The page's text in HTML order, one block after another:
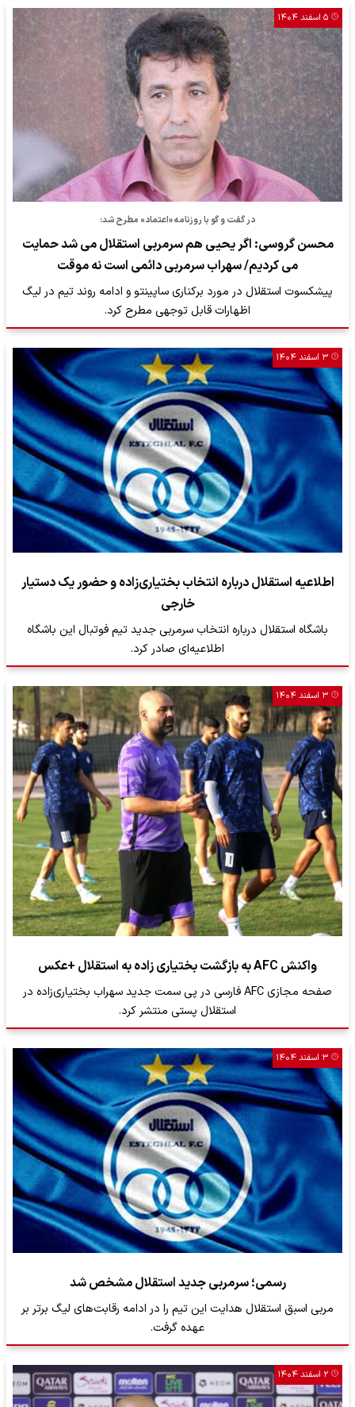
۵ اسفند ۱۴۰۴
در گفت و گو با روزنامه «اعتماد» مطرح شد:
محسن گروسی: اگر یحیی هم سرمربی استقلال می شد حمایت
می کردیم/ سهراب سرمربی دائمی است نه موقت
پیشکسوت استقلال در مورد برکناری ساپینتو و ادامه روند تیم در لیگ
اظهارات قابل توجهی مطرح کرد.
۳ اسفند ۱۴۰۴
اطلاعیه استقلال درباره انتخاب بختیاری‌زاده و حضور یک دستیار
خارجی
باشگاه استقلال درباره انتخاب سرمربی جدید تیم فوتبال این باشگاه
اطلاعیه‌ای صادر کرد.
۳ اسفند ۱۴۰۴
واکنش AFC به بازگشت بختیاری زاده به استقلال +عکس
صفحه مجازی AFC فارسی در پی سمت جدید سهراب بختیاری‌زاده در
استقلال پستی منتشر کرد.
۳ اسفند ۱۴۰۴
رسمی؛ سرمربی جدید استقلال مشخص شد
مربی اسبق استقلال هدایت این تیم را در ادامه رقابت‌های لیگ برتر بر
عهده گرفت.
۲ اسفند ۱۴۰۴